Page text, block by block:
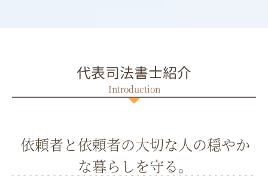
代表司法書士紹介
依頼者と依頼者の大切な人の穏やか
な暮らしを守る。